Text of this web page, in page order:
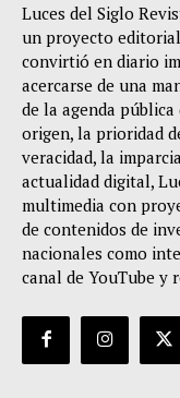
Luces del Siglo
un proyecto editorial
convirtió en diario
acercarse de una
de la agenda
origen, la prioridad
veracidad, la
actualidad digital,
multimedia con
de contenidos de
nacionales como
canal de YouTube y